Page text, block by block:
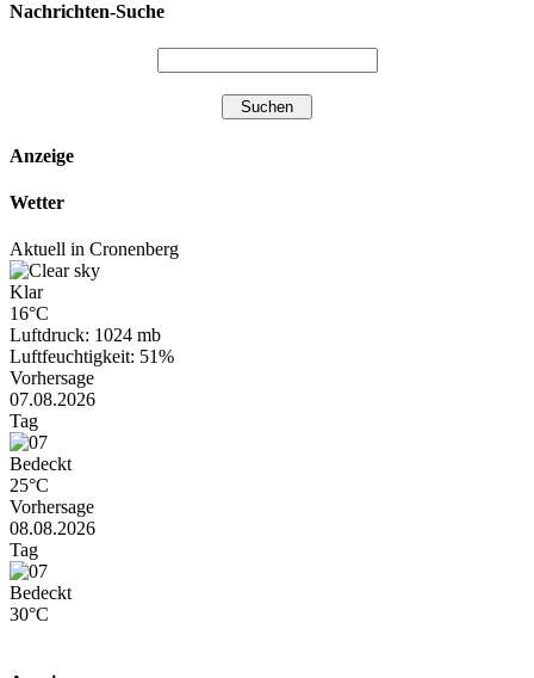
Nachrichten-Suche
Anzeige
Wetter
Aktuell in Cronenberg
Klar
16°C
Luftdruck: 1024 mb
Luftfeuchtigkeit: 51%
Vorhersage
07.08.2026
Tag
Bedeckt
25°C
Vorhersage
08.08.2026
Tag
Bedeckt
30°C